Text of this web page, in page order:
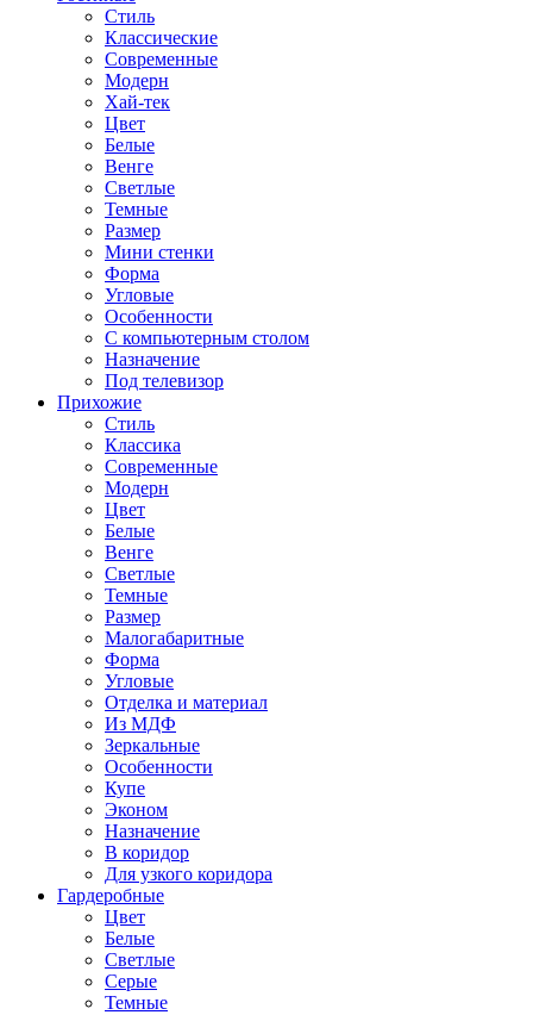
Стиль
Классические
Современные
Модерн
Хай-тек
Цвет
Белые
Венге
Светлые
Темные
Размер
Мини стенки
Форма
Угловые
Особенности
С компьютерным столом
Назначение
Под телевизор
Прихожие
Стиль
Классика
Современные
Модерн
Цвет
Белые
Венге
Светлые
Темные
Размер
Малогабаритные
Форма
Угловые
Отделка и материал
Из МДФ
Зеркальные
Особенности
Купе
Эконом
Назначение
В коридор
Для узкого коридора
Гардеробные
Цвет
Белые
Светлые
Серые
Темные